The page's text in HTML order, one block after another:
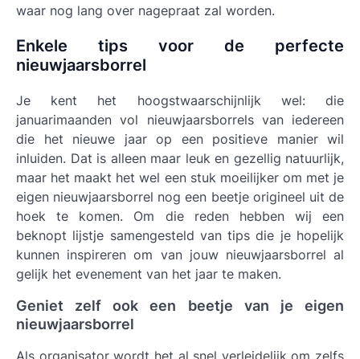
waar nog lang over nagepraat zal worden.
Enkele tips voor de perfecte
nieuwjaarsborrel
Je kent het hoogstwaarschijnlijk wel: die
januarimaanden vol nieuwjaarsborrels van iedereen
die het nieuwe jaar op een positieve manier wil
inluiden. Dat is alleen maar leuk en gezellig natuurlijk,
maar het maakt het wel een stuk moeilijker om met je
eigen nieuwjaarsborrel nog een beetje origineel uit de
hoek te komen. Om die reden hebben wij een
beknopt lijstje samengesteld van tips die je hopelijk
kunnen inspireren om van jouw nieuwjaarsborrel al
gelijk het evenement van het jaar te maken.
Geniet zelf ook een beetje van je eigen
nieuwjaarsborrel
Als organisator wordt het al snel verleidelijk om zelfs